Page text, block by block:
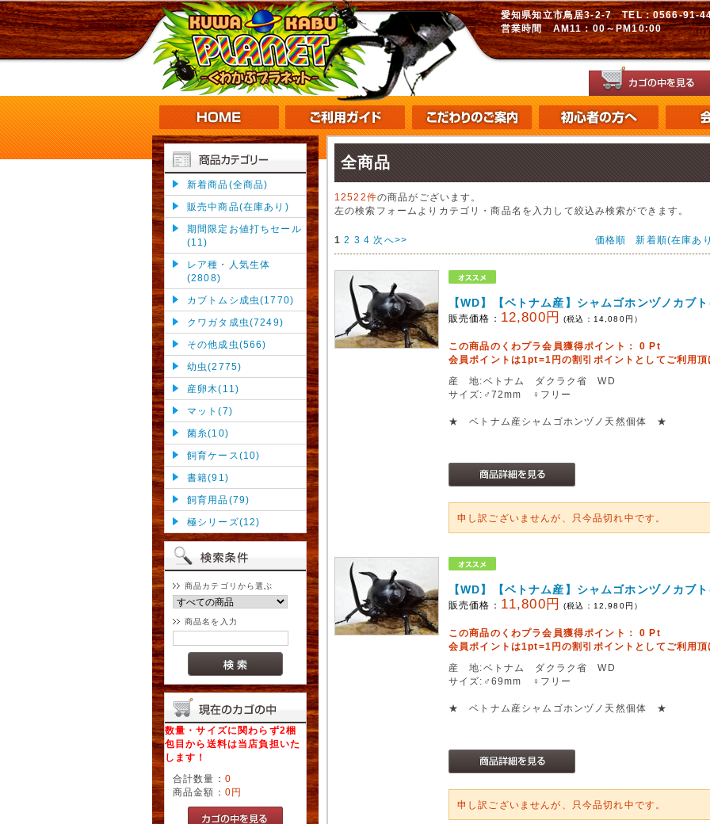
愛知県知立市鳥居3-2-7 TEL：0566-
営業時間 AM11：00～PM10:00
新着商品(全商品)
販売中商品(在庫あり)
期間限定お値打ちセール
(11)
レア種・人気生体
(2808)
カブトムシ成虫(1770)
クワガタ成虫(7249)
その他成虫(566)
幼虫(2775)
産卵木(11)
マット(7)
菌糸(10)
飼育ケース(10)
書籍(91)
飼育用品(79)
極シリーズ(12)
商品カテゴリから選ぶ
商品名を入力
数量・サイズに関わらず2梱
包目から送料は当店負担いた
します！
合計数量： 0
商品金額： 0円
全商品
12522件の商品がございます。
左の検索フォームよりカテゴリ・商品名を入力して絞込み検索ができます。
価格順 新着順(在庫あ
1 2 3 4 次へ>>
【WD】【ベトナム産】シャムゴホンヅノカブ
販売価格： 12,800円 (税込： 14,080円）
この商品のくわプラ会員獲得ポイント：0 Pt
会員ポイントは1pt=1円の割引ポイントとしてご利用頂
産 地:ベトナム ダクラク省 WD
サイズ:♂72mm ♀フリー
★ ベトナム産シャムゴホンヅノ天然個体 ★
申し訳ございませんが、只今品切れ中です。
【WD】【ベトナム産】シャムゴホンヅノカブ
販売価格： 11,800円 (税込： 12,980円）
この商品のくわプラ会員獲得ポイント：0 Pt
会員ポイントは1pt=1円の割引ポイントとしてご利用頂
産 地:ベトナム ダクラク省 WD
サイズ:♂69mm ♀フリー
★ ベトナム産シャムゴホンヅノ天然個体 ★
申し訳ございませんが、只今品切れ中です。